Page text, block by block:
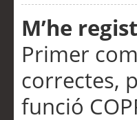
M’he
Primer
correctes,
funció